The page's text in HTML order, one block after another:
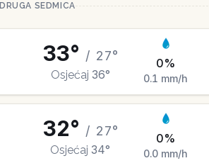
DRUGA SEDMICA
33° / 27°
Osjećaj 36°
0%
0.1 mm/h
32° / 27°
Osjećaj 34°
0%
0.0 mm/h